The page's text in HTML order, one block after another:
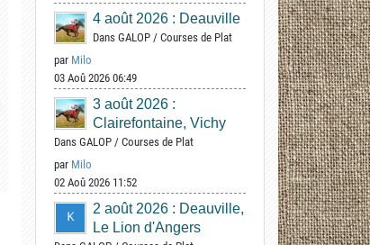
4 août 2026 : Deauville
Dans GALOP / Courses de Plat
par Milo
03 Aoû 2026 06:49
3 août 2026 :
Clairefontaine, Vichy
Dans GALOP / Courses de Plat
par Milo
02 Aoû 2026 11:52
2 août 2026 : Deauville,
Le Lion d'Angers